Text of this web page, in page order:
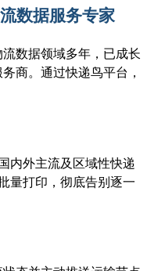
数据服务专家
数据领域多年，已成长
商。通过快递鸟平台，
内外主流及区域性快递
量打印，彻底告别逐一